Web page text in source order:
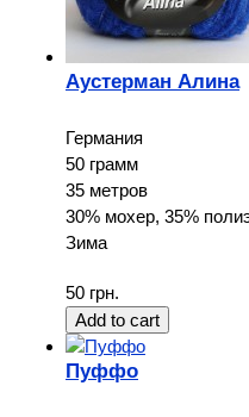
Аустерман Алина
Германия
50 грамм
35 метров
30% мохер, 35%
Зима
50 грн.
Пуффо